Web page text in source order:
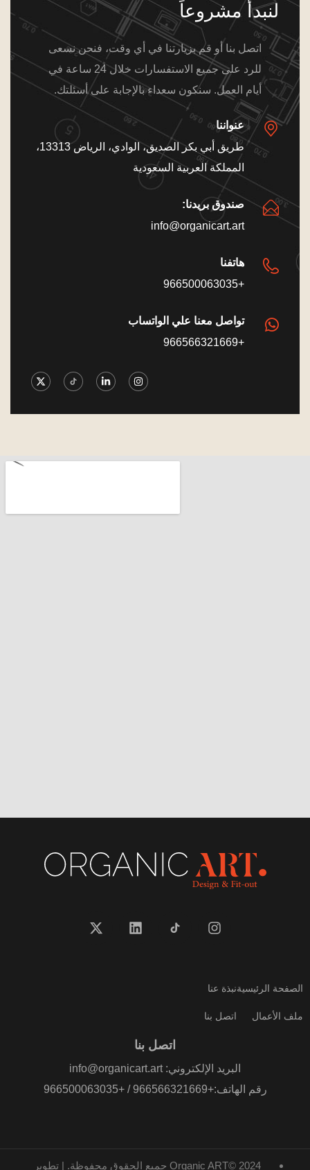
لنبدأ مشروعاً
اتصل بنا أو قم بزيارتنا في أي وقت، فنحن نسعى
للرد على جميع الاستفسارات خلال 24 ساعة في
أيام العمل. سنكون سعداء بالإجابة على أسئلتك.
عنواننا
طريق أبي بكر الصديق، الوادي، الرياض 13313،
المملكة العربية السعودية
صندوق بريدنا:
info@organicart.art
هاتفنا
+966500063035
تواصل معنا علي الواتساب
+966566321669
الصفحة الرئيسية
ملف الأعمال
نبذة عنا
اتصل بنا
اتصل بنا
البريد الإلكتروني: info@organicart.art
رقم الهاتف:+966566321669 / +966500063035
Organic ART© 2024 جميع الحقوق محفوظة. | تطوير